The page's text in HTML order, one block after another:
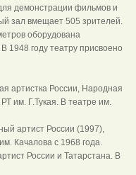
демонстрации фильмов и
зал вмещает 505 зрителей.
оборудована
1948 году театру присвоено
артистка России, Народная
им. Г.Тукая. В театре им.
артист России (1997),
Качалова с 1968 года.
России и Татарстана. В